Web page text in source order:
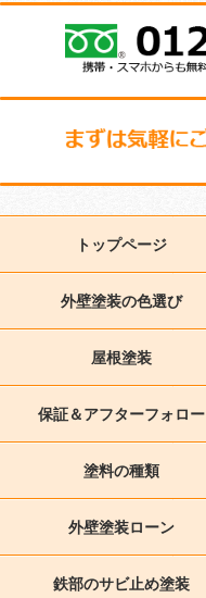
トップページ
外壁塗装の色選び
屋根塗装
保証＆アフターフォロー
塗料の種類
外壁塗装ローン
鉄部のサビ止め塗装